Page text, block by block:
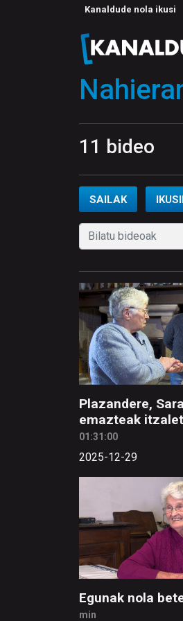
Kanaldude nola ikusi
11 bideo
SAILAK
Plazandere,
emazteak
01:31:00
2025-12-29
Egunak nola
min